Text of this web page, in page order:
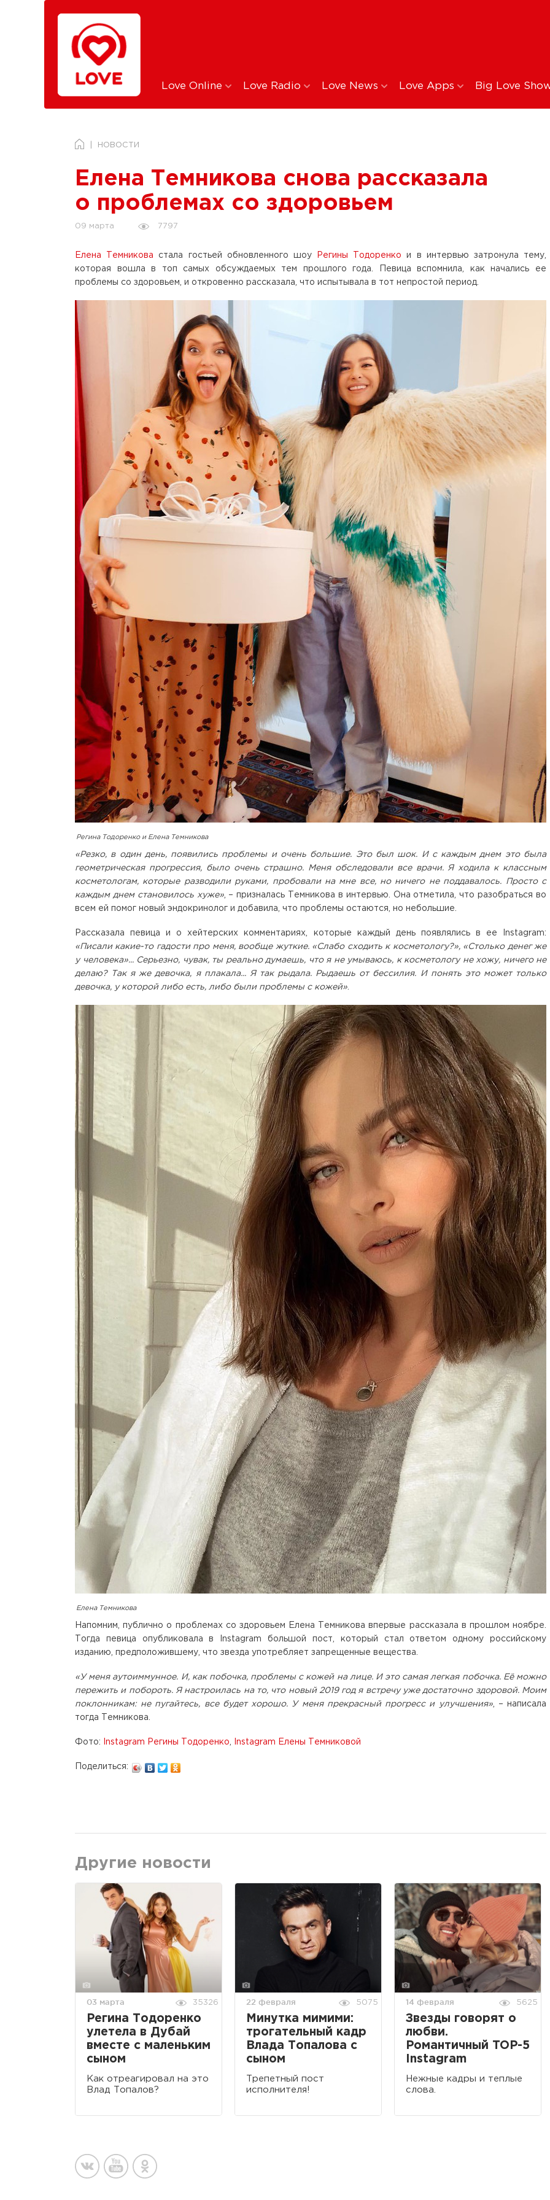
Love Online Love Radio Love News Love Apps Big Love
НОВОСТИ
Елена Темникова снова рассказала
о проблемах со здоровьем
09 марта 7797
Елена Темникова стала гостьей обновленного шоу Регины Тодоренко и в интервью затронула тему,
которая вошла в топ самых обсуждаемых тем прошлого года. Певица вспомнила, как начались ее
проблемы со здоровьем, и откровенно рассказала, что испытывала в тот непростой период.
Регина Тодоренко и Елена Темникова
«Резко, в один день, появились проблемы и очень большие. Это был шок. И с каждым днем это была
геометрическая прогрессия, было очень страшно. Меня обследовали все врачи. Я ходила к классным
косметологам, которые разводили руками, пробовали на мне все, но ничего не поддавалось. Просто с
каждым днем становилось хуже», – призналась Темникова в интервью. Она отметила, что разобраться во
всем ей помог новый эндокринолог и добавила, что проблемы остаются, но небольшие.
Рассказала певица и о хейтерских комментариях, которые каждый день появлялись в ее Instagram:
«Писали какие-то гадости про меня, вообще жуткие. «Слабо сходить к косметологу?», «Столько денег же
у человека»... Серьезно, чувак, ты реально думаешь, что я не умываюсь, к косметологу не хожу, ничего не
делаю? Так я же девочка, я плакала... Я так рыдала. Рыдаешь от бессилия. И понять это может только
девочка, у которой либо есть, либо были проблемы с кожей»
Елена Темникова
Напомним, публично о проблемах со здоровьем Елена Темникова впервые рассказала в прошлом ноябре.
Тогда певица опубликовала в Instagram большой пост, который стал ответом одному российскому
изданию, предположившему, что звезда употребляет запрещенные вещества.
«У меня аутоиммунное. И, как побочка, проблемы с кожей на лице. И это самая легкая побочка. Её можно
пережить и побороть. Я настроилась на то, что новый 2019 год я встречу уже достаточно здоровой. Моим
поклонникам: не пугайтесь, все будет хорошо. У меня прекрасный прогресс и улучшения», – написала
тогда Темникова.
Фото: Instagram Регины Тодоренко Instagram Елены Темниковой
Поделиться:
Другие новости
03 марта 35326
Регина Тодоренко
улетела в Дубай
вместе с маленьким
сыном
Как отреагировал на это
Влад Топалов?
22 февраля 5075
Минутка мимими:
трогательный кадр
Влада Топалова с
сыном
Трепетный пост
исполнителя!
14 февраля 5625
Звезды говорят о
любви.
Романтичный TOP-5
Instagram
Нежные кадры и теплые
слова.